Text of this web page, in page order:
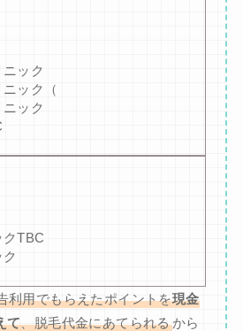
ック
ック（
ック
クTBC
利用でもらえたポイントを現金
て、脱毛代金にあてられるから